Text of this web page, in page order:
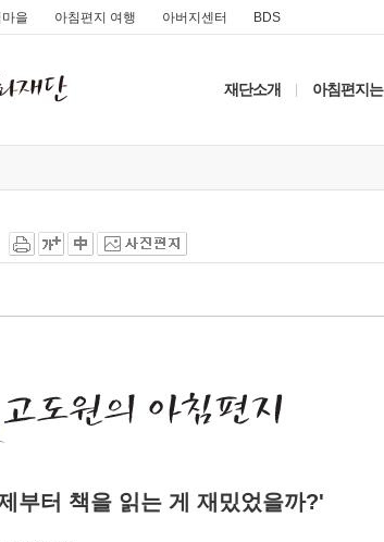
을 아침편지 여행 아버지센터 BDS
재단소개 아침편지는
부터 책을 읽는 게 재밌었을까?'